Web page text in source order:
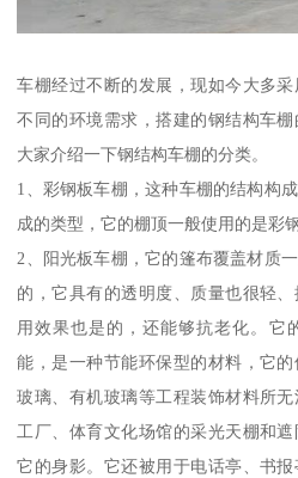
车棚经过不断的发展，现如今大多
不同的环境需求，搭建的钢结构车
大家介绍一下钢结构车棚的分类。
1、彩钢板车棚，这种车棚的结构构
成的类型，它的棚顶一般使用的是彩钢
2、阳光板车棚，它的篷布覆盖材质
的，它具有的透明度、质量也很轻
用效果也是的，还能够抗老化。它
能，是一种节能环保型的材料，它
玻璃、有机玻璃等工程装饰材料所无
工厂、体育文化场馆的采光天棚和
它的身影。它还被用于电话亭、书